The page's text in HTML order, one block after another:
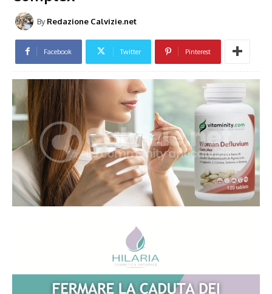
By Redazione Calvizie.net
Facebook Twitter Pinterest